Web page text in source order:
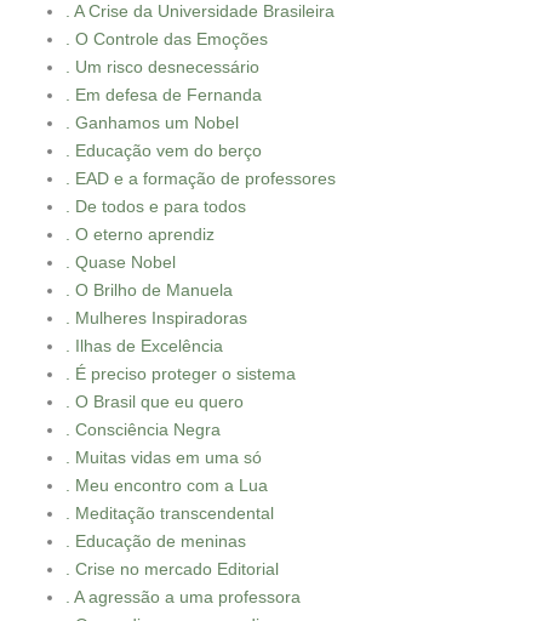
. A Crise da Universidade Brasileira
. O Controle das Emoções
. Um risco desnecessário
. Em defesa de Fernanda
. Ganhamos um Nobel
. Educação vem do berço
. EAD e a formação de professores
. De todos e para todos
. O eterno aprendiz
. Quase Nobel
. O Brilho de Manuela
. Mulheres Inspiradoras
. Ilhas de Excelência
. É preciso proteger o sistema
. O Brasil que eu quero
. Consciência Negra
. Muitas vidas em uma só
. Meu encontro com a Lua
. Meditação transcendental
. Educação de meninas
. Crise no mercado Editorial
. A agressão a uma professora